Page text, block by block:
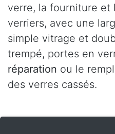
verre, la fourniture et
verriers, avec une
simple vitrage et
trempé, portes en
réparation ou le
des verres cassés.